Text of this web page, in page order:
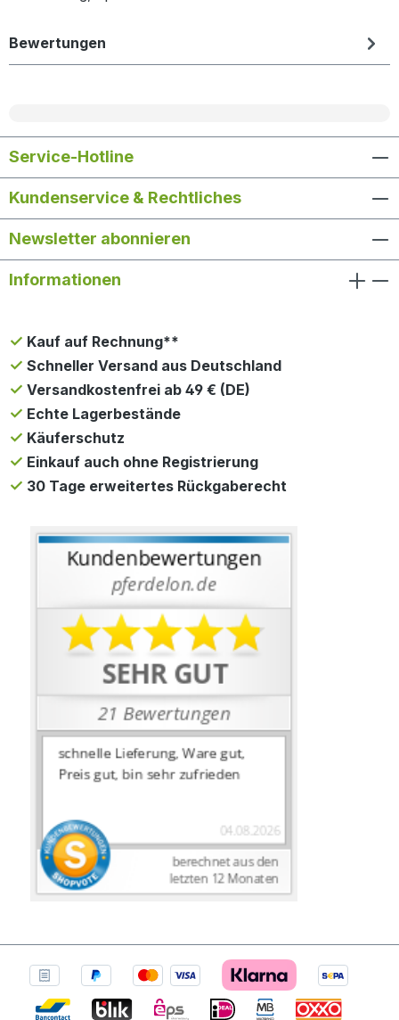
Bewertungen
Service-Hotline
Kundenservice & Rechtliches
Newsletter abonnieren
Informationen
Kauf auf Rechnung**
Schneller Versand aus Deutschland
Versandkostenfrei ab 49 € (DE)
Echte Lagerbestände
Käuferschutz
Einkauf auch ohne Registrierung
30 Tage erweitertes Rückgaberecht